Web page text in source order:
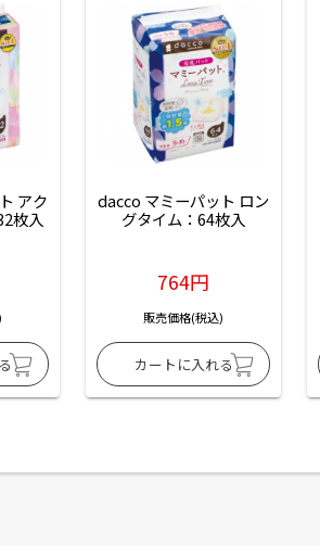
アク
枚入
dacco マミーパット ロン
グタイム：64枚入
764円
販売価格(税込)